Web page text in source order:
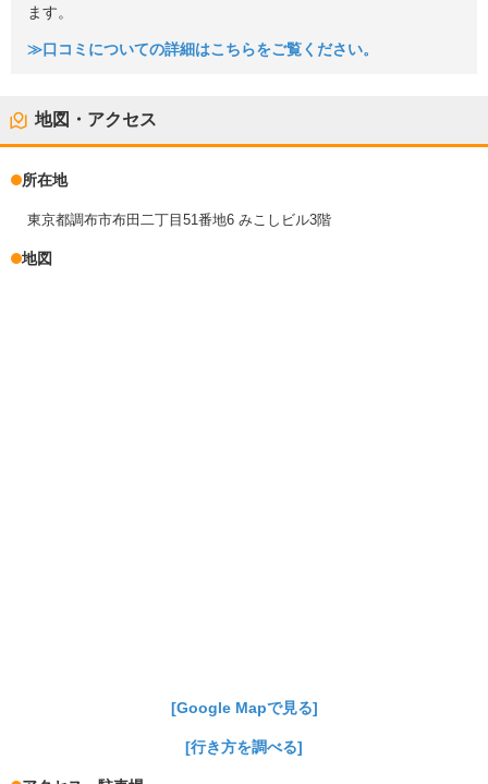
ます。
≫口コミについての詳細はこちらをご覧ください。
地図・アクセス
所在地
東京都調布市布田二丁目51番地6 みこしビル3階
地図
[Google Mapで見る]
[行き方を調べる]